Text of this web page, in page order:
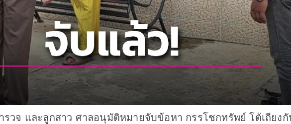
วจ และลูกสาว ศาลอนุมัติหมายจับข้อหา กรรโชกทรัพย์ โต้เถียง